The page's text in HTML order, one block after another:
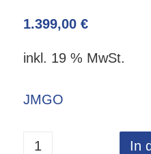
1.399,00 €
inkl. 19 % MwSt.
JMGO
In